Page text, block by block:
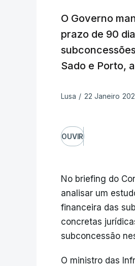
O Governo
prazo de 90
Sado e Porto,
Lusa / 22 Janeiro
OUVIR
No briefing do
analisar um
financeira das
concretas
subconcessão
O ministro das